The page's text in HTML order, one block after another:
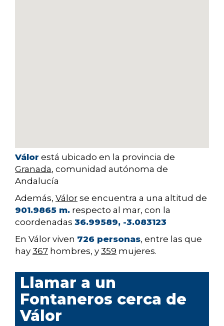
Válor está ubicado en la provincia de
Granada, comunidad autónoma de
Andalucía
Además, Válor se encuentra a una altitud de
901.9865 m. respecto al mar, con la
coordenadas 36.99589, -3.083123
En Válor viven 726 personas, entre las que
hay 367 hombres, y 359 mujeres.
Llamar a un
Fontaneros cerca de
Válor